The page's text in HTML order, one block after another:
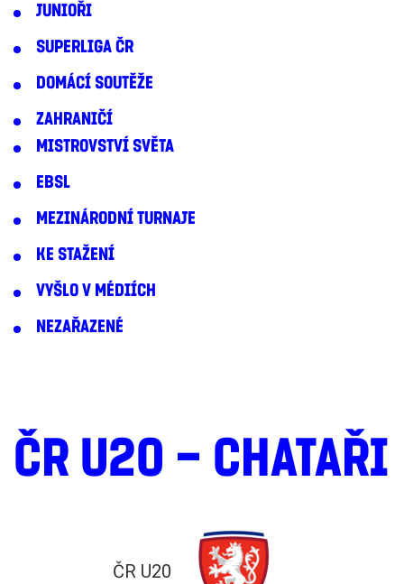
JUNIOŘI
SUPERLIGA ČR
DOMÁCÍ SOUTĚŽE
ZAHRANIČÍ
MISTROVSTVÍ SVĚTA
EBSL
MEZINÁRODNÍ TURNAJE
KE STAŽENÍ
VYŠLO V MÉDIÍCH
NEZAŘAZENÉ
ČR U20 – CHATAŘI
ČR U20